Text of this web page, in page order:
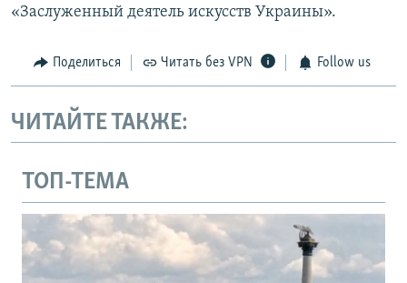
«Заслуженный деятель искусств Украины».
Поделиться Читать без VPN Follow us
ЧИТАЙТЕ ТАКЖЕ:
ТОП-ТЕМА